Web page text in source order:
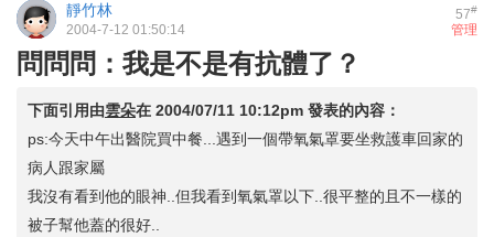
57#
靜竹林
管理
2004-7-12 01:50:14
問問問：我是不是有抗體了？
下面引用由雲朵在 2004/07/11 10:12pm 發表的內容：
ps:今天中午出醫院買中餐...遇到一個帶氧氣罩要坐救護車回家的
病人跟家屬
我沒有看到他的眼神..但我看到氧氣罩以下..很平整的且不一樣的
被子幫他蓋的很好..